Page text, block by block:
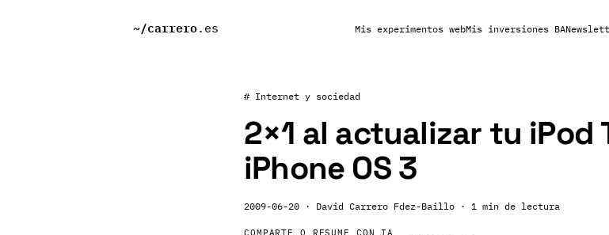
~/carrero.es Mis experimentos webMis inversiones BA
# Internet y sociedad
2×1 al actualizar tu iPod
iPhone OS 3
2009-06-20 · David Carrero Fdez-Baillo · 1 min de lectura
COMPARTE O RESUME CON IA